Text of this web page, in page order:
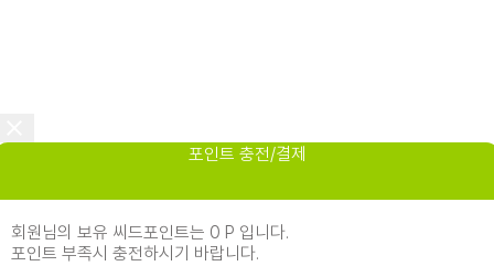
포인트 충전/결제
회원님의 보유 씨드포인트는 0 P 입니다.
포인트 부족시 충전하시기 바랍니다.